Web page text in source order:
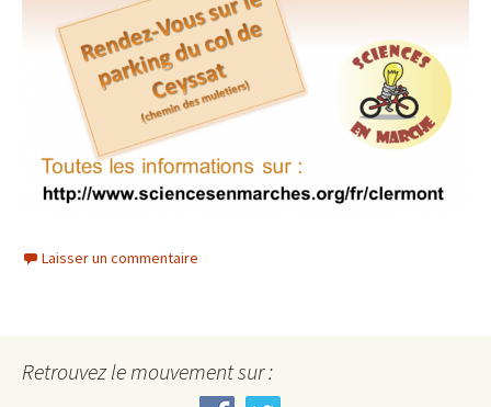
Laisser un commentaire
Retrouvez le mouvement sur :